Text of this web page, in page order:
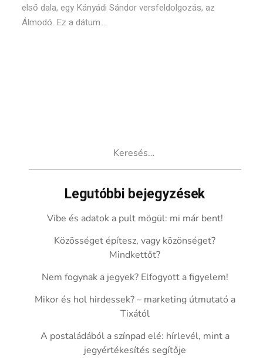
első dala, egy Kányádi Sándor versfeldolgozás, az
Álmodó. Ez a dátum...
Legutóbbi bejegyzések
Vibe és adatok a pult mögül: mi már bent!
Közösséget építesz, vagy közönséget?
Mindkettőt?
Nem fogynak a jegyek? Elfogyott a figyelem!
Mikor és hol hirdessek? – marketing útmutató a
Tixától
A postaládából a színpad elé: hírlevél, mint a
jegyértékesítés segítője